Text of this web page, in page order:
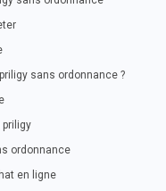
sans ordonnance ?
ordonnance
en ligne